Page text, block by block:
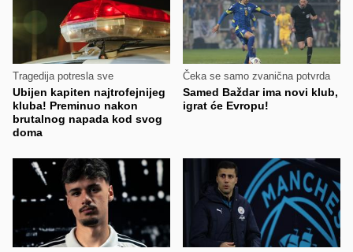
Tragedija potresla sve
Ubijen kapiten najtrofejnijeg
kluba! Preminuo nakon
brutalnog napada kod svog
doma
Čeka se samo zvanična potvrda
Samed Baždar ima novi klub,
igrat će Evropu!